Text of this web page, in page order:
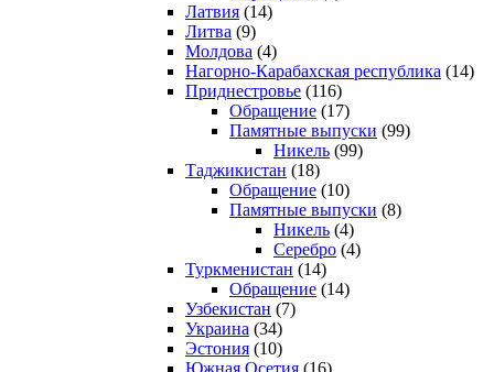
Латвия (14)
Литва (9)
Молдова (4)
Нагорно-Карабахская республика (14)
Приднестровье (116)
Обращение (17)
Памятные выпуски (99)
Никель (99)
Таджикистан (18)
Обращение (10)
Памятные выпуски (8)
Никель (4)
Серебро (4)
Туркменистан (14)
Обращение (14)
Узбекистан (7)
Украина (34)
Эстония (10)
Южная Осетия (16)